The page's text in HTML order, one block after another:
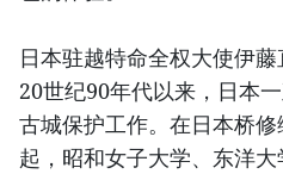
日本驻越特命全权大使伊
20世纪90年代以来，日本
古城保护工作。在日本桥
起，昭和女子大学、东洋